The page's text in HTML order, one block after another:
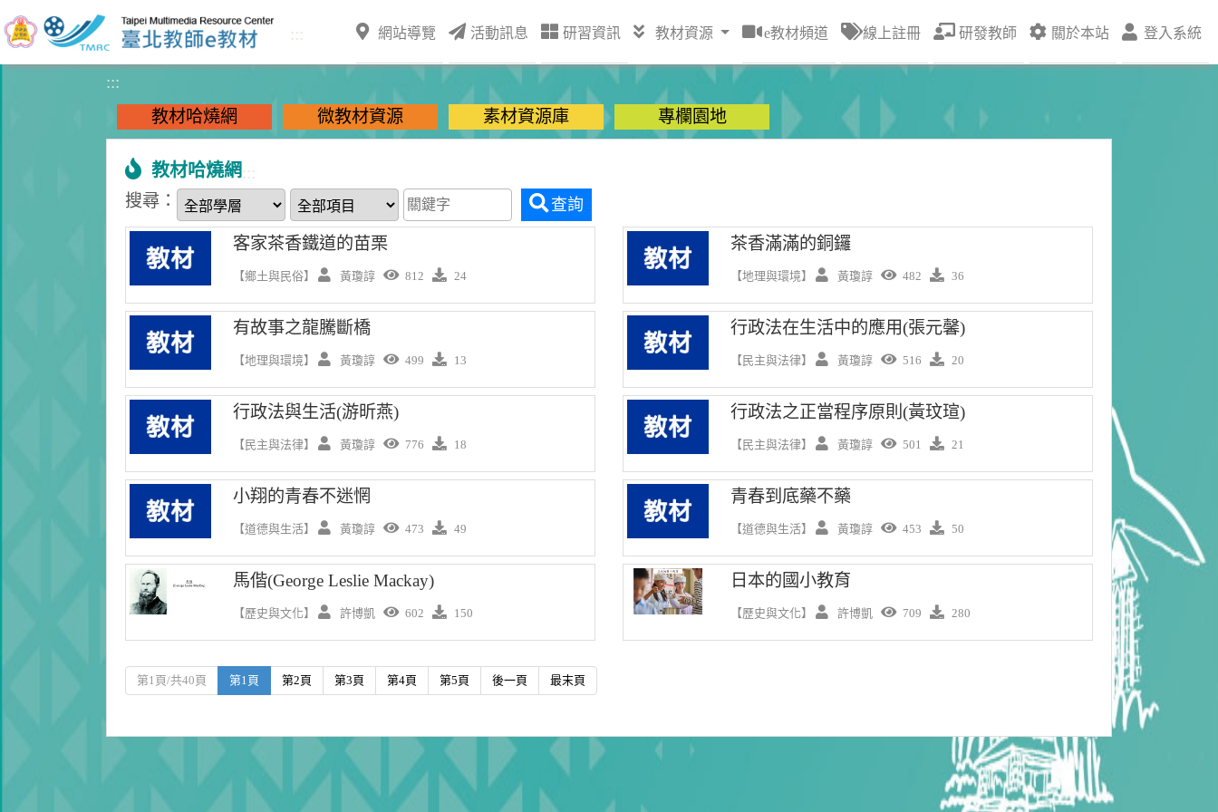
跳到主要內容
:::
網站導覽 活動訊息 研習資訊 教材資源 e教材頻道 線上註冊 研發教師 關於本站 登入系統
:::
教材哈燒網
微教材資源 素材資源庫 專欄園地
教材哈燒網:::
搜尋：
查詢
客家茶香鐵道的苗栗
【鄉土與民俗】 黃瓊諄 812 24
茶香滿滿的銅鑼
【地理與環境】 黃瓊諄 482 36
有故事之龍騰斷橋
【地理與環境】 黃瓊諄 499 13
行政法在生活中的應用(張元馨)
【民主與法律】 黃瓊諄 516 20
行政法與生活(游昕燕)
【民主與法律】 黃瓊諄 776 18
行政法之正當程序原則(黃玟瑄)
【民主與法律】 黃瓊諄 501 21
小翔的青春不迷惘
【道德與生活】 黃瓊諄 473 49
青春到底藥不藥
【道德與生活】 黃瓊諄 453 50
馬偕(George Leslie Mackay)
【歷史與文化】 許博凱 602 150
日本的國小教育
【歷史與文化】 許博凱 709 280
第1頁/共40頁 第1頁 第2頁 第3頁 第4頁 第5頁 後一頁 最末頁